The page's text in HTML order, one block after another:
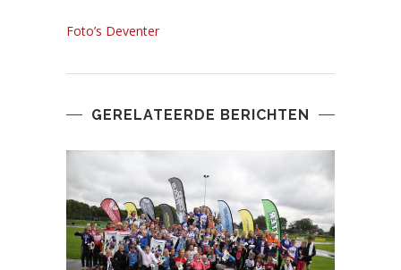
Foto’s Deventer
GERELATEERDE BERICHTEN